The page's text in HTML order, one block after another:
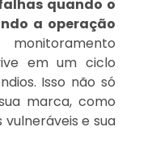
quando o
a operação
em um ciclo
Isso não só
marca, como
e sua